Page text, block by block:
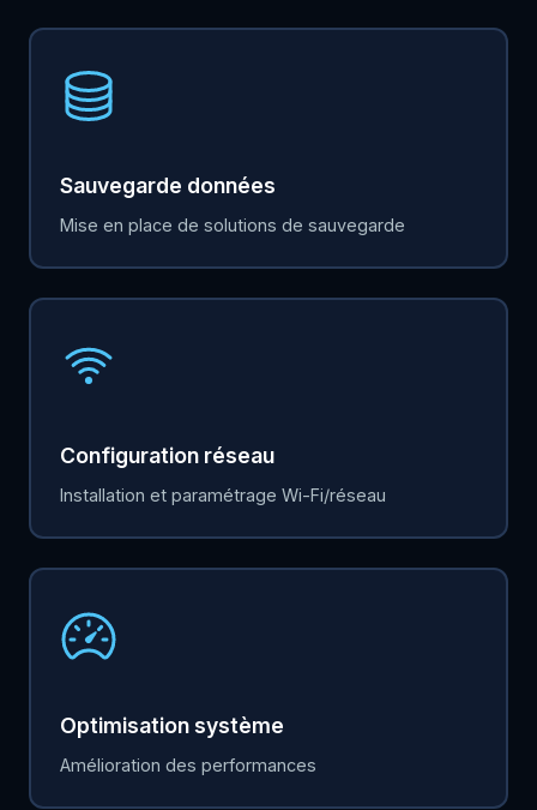
Sauvegarde données
Mise en place de solutions de sauvegarde
Configuration réseau
Installation et paramétrage Wi-Fi/réseau
Optimisation système
Amélioration des performances